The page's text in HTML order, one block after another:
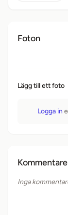
Foton
Lägg till ett foto
Logga in
Inga